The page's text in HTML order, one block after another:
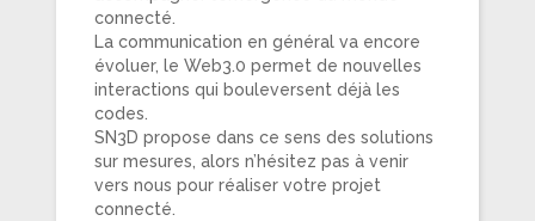
connecté.
La communication en général va encore
évoluer, le Web3.0 permet de nouvelles
interactions qui bouleversent déjà les
codes.
SN3D propose dans ce sens des solutions
sur mesures, alors n’hésitez pas à venir
vers nous pour réaliser votre projet
connecté.